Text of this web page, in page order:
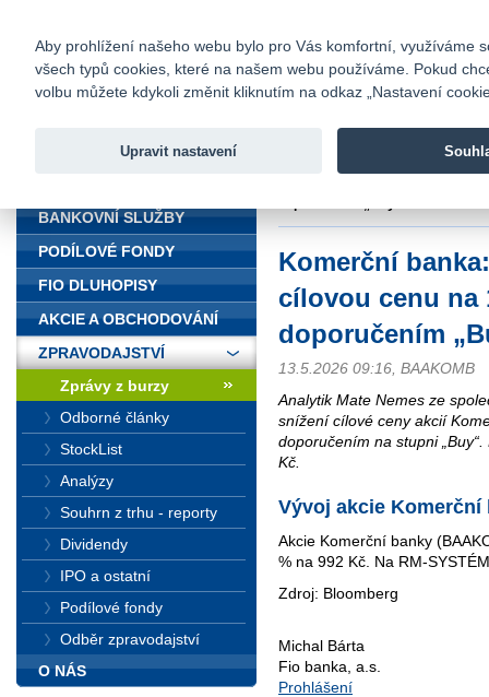
Fio banka
Fio banka
Komerční
cílovou cenu na
doporučením
13.5.2026 09:16, BAAKOMB
Analytik Mate Nemes ze
snížení cílové ceny akcií
doporučením na stupni
Kč.
Vývoj akcie Komerční
Akcie Komerční banky
% na 992 Kč. Na RM-
Zdroj: Bloomberg
Michal Bárta
Fio banka, a.s.
Prohlášení
BANKOVNÍ SLUŽBY
PODÍLOVÉ FONDY
FIO DLUHOPISY
AKCIE A OBCHODOVÁNÍ
ZPRAVODAJSTVÍ
Zprávy z burzy
Odborné články
StockList
Analýzy
Souhrn z trhu - reporty
Dividendy
IPO a ostatní
Podílové fondy
Odběr zpravodajství
O NÁS
Aby prohlížení našeho webu bylo pro Vás komfortní, využíváme
všech typů cookies, které na našem webu používáme. Pokud
volbu můžete kdykoli změnit kliknutím na odkaz „Nastavení
Upravit nastavení